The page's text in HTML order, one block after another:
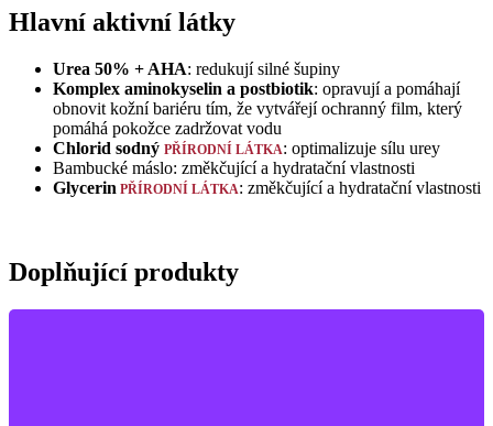
Hlavní aktivní látky
Urea 50% + AHA: redukují silné šupiny
Komplex aminokyselin a postbiotik: opravují a pomáhají
obnovit kožní bariéru tím, že vytvářejí ochranný film, který
pomáhá pokožce zadržovat vodu
Chlorid sodný PŘÍRODNÍ LÁTKA: optimalizuje sílu urey
Bambucké máslo: změkčující a hydratační vlastnosti
Glycerin PŘÍRODNÍ LÁTKA: změkčující a hydratační vlastnosti
Doplňující produkty